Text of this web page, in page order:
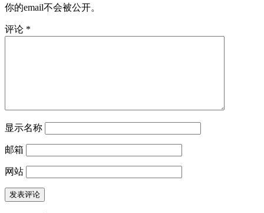
你的email不会被公开。
评论 *
显示名称
邮箱
网站